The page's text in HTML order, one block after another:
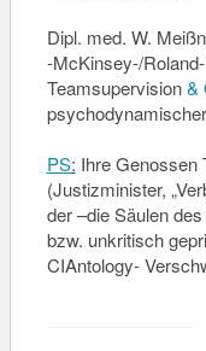
Dipl. med. W.
-McKinsey-/
Teamsupervision&
PS: Ihre Genossen
(Justizminister,
der –die Säulen
bzw. unkritisch
CIAntology-